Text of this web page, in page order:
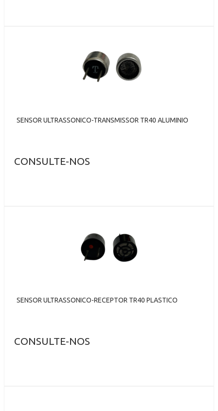
SENSOR ULTRASSONICO-TRANSMISSOR TR40 ALUMINIO
CONSULTE-NOS
SENSOR ULTRASSONICO-RECEPTOR TR40 PLASTICO
CONSULTE-NOS